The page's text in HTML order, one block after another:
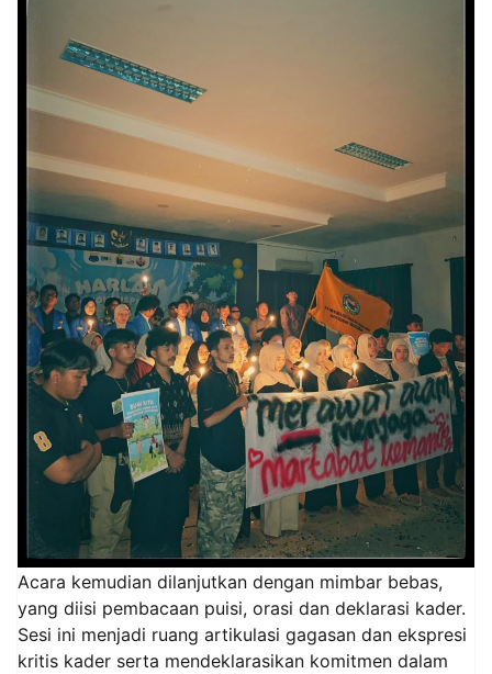
Acara kemudian dilanjutkan dengan mimbar bebas,
yang diisi pembacaan puisi, orasi dan deklarasi kader.
Sesi ini menjadi ruang artikulasi gagasan dan ekspresi
kritis kader serta mendeklarasikan komitmen dalam